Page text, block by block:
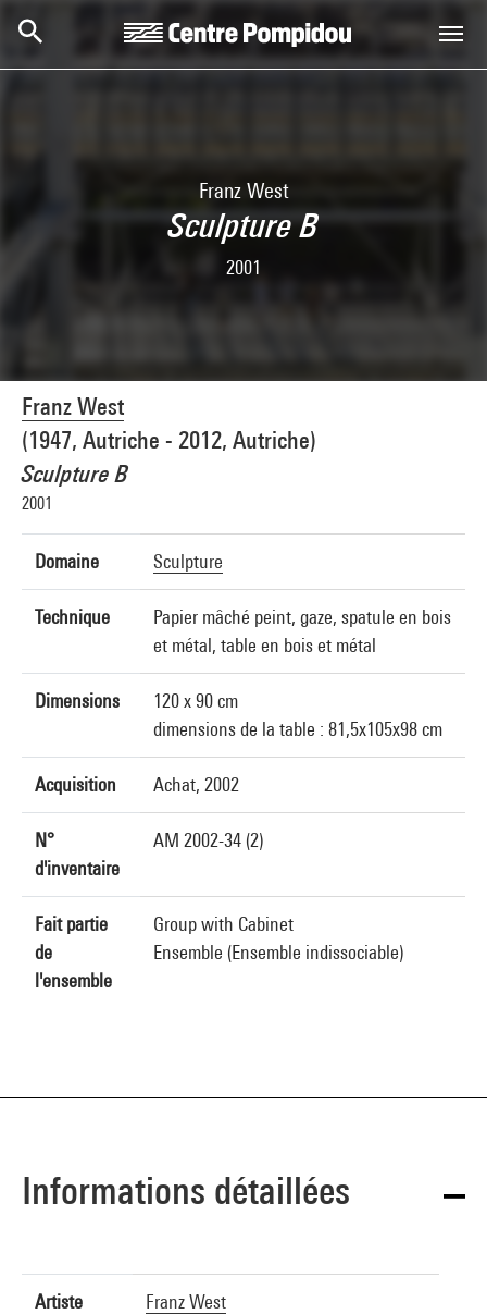
Franz West
Sculpture B
2001
Franz West
(1947, Autriche - 2012, Autriche)
Sculpture B
2001
Domaine Sculpture
Technique
Papier mâché peint, gaze, spatule en bois
et métal, table en bois et métal
Dimensions
120 x 90 cm
dimensions de la table : 81,5x105x98 cm
Acquisition Achat, 2002
N°
d'inventaire
AM 2002-34 (2)
Fait partie
de
l'ensemble
Group with Cabinet
Ensemble (Ensemble indissociable)
Informations détaillées
Artiste
Franz West